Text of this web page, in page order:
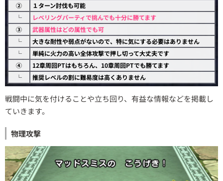
②
１ターン討伐も可能
└
レベリングパーティで挑んでも十分に勝てます
③
武器属性はどの属性でも可
└
大きな耐性や弱点がないので、特に気にする必要はありません
└
単純に火力の高い全体攻撃で押し切って大丈夫です
④
12章周回PTはもちろん、10章周回PTでも勝てます
└
推奨レベルの割に難易度は高くありません
戦闘中に気を付けることや立ち回り、有益な情報などを掲載し
ていきます。
物理攻撃